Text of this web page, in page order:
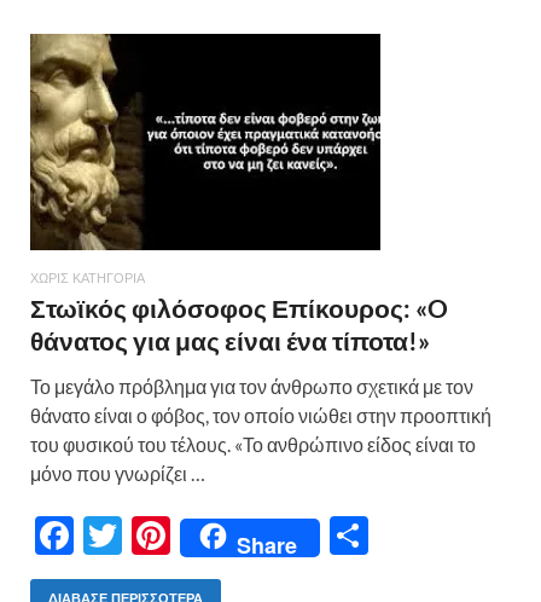
o
o
k
t
σ
ίτ
ε
ΧΩΡΊΣ ΚΑΤΗΓΟΡΊΑ
Στωϊκός φιλόσοφος Επίκουρος: «O
θάνατος για μας είναι ένα τίποτα!»
Το μεγάλο πρόβλημα για τον άνθρωπο σχετικά με τον
θάνατο είναι ο φόβος, τον οποίο νιώθει στην προοπτική
του φυσικού του τέλους. «Το ανθρώπινο είδος είναι το
μόνο που γνωρίζει …
F
ac
T
w
Pi
nt
Share
ΔΙΆΒΑΣΕ ΠΕΡΙΣΣΌΤΕΡΑ